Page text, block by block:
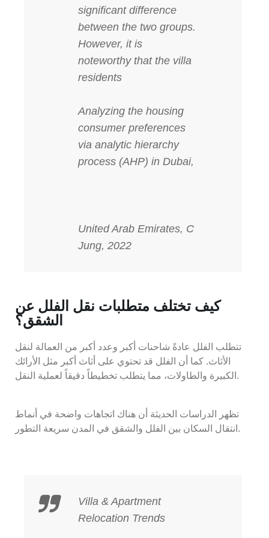
significant difference
between the two groups.
However, it is
noteworthy that the villa
residents
Analyzing the housing
consumer preferences
via analytic hierarchy
process (AHP) in Dubai,
United Arab Emirates, C
Jung, 2022
كيف تختلف متطلبات نقل الفلل عن
الشقق؟
تتطلب الفلل عادةً شاحنات أكبر وعدد أكبر من العمالة لنقل
الأثاث. كما أن الفلل قد تحتوي على أثاث أكبر مثل الأرائك
الكبيرة والطاولات، مما يتطلب تخطيطاً دقيقاً لعملية النقل.
تظهر الدراسات الحديثة أن هناك اتجاهات واضحة في أنماط
انتقال السكان بين الفلل والشقق في المدن سريعة التطور.
Villa & Apartment
Relocation Trends